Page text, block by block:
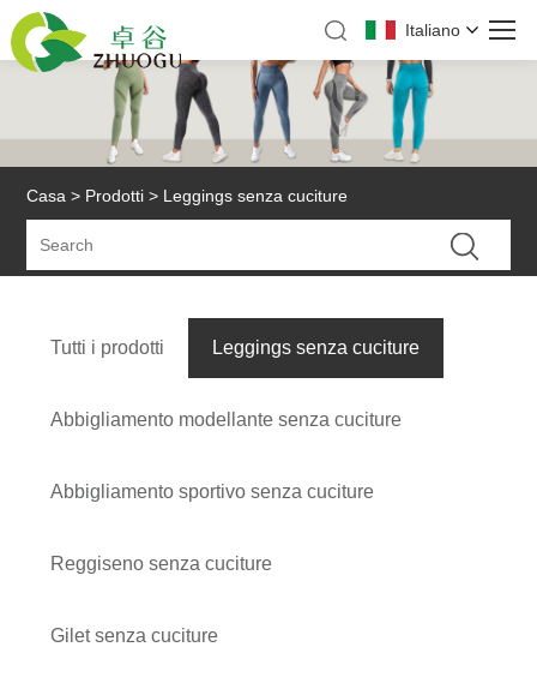
Italiano
Casa > Prodotti > Leggings senza cuciture
Tutti i prodotti Leggings senza cuciture
Abbigliamento modellante senza cuciture
Abbigliamento sportivo senza cuciture
Reggiseno senza cuciture
Gilet senza cuciture